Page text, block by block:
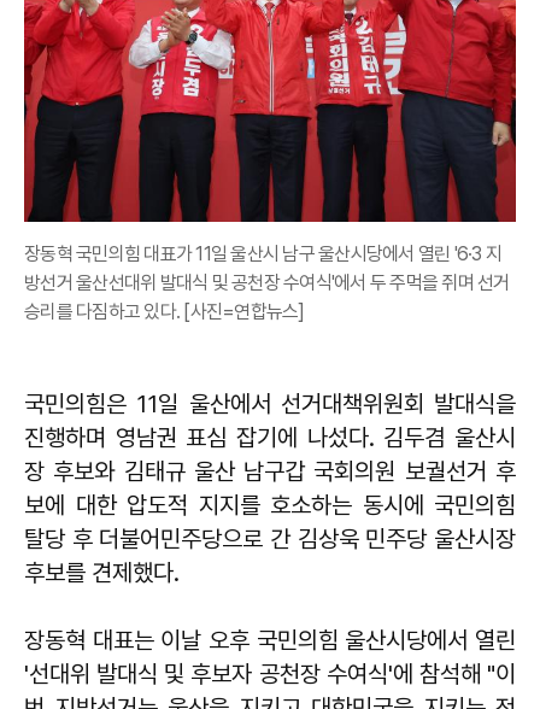
장동혁 국민의힘 대표가 11일 울산시 남구 울산시당에서 열린 '6·3 지
방선거 울산선대위 발대식 및 공천장 수여식'에서 두 주먹을 쥐며 선거
승리를 다짐하고 있다. [사진=연합뉴스]
국민의힘은 11일 울산에서 선거대책위원회 발대식을
진행하며 영남권 표심 잡기에 나섰다. 김두겸 울산시
장 후보와 김태규 울산 남구갑 국회의원 보궐선거 후
보에 대한 압도적 지지를 호소하는 동시에 국민의힘
탈당 후 더불어민주당으로 간 김상욱 민주당 울산시장
후보를 견제했다.
장동혁 대표는 이날 오후 국민의힘 울산시당에서 열린
'선대위 발대식 및 후보자 공천장 수여식'에 참석해 "이